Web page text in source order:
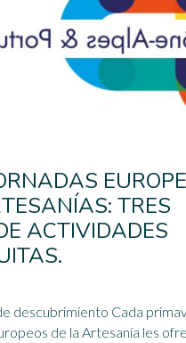
TRES
ACTIVIDADES
descubrimiento Cada
de la Artesanía les